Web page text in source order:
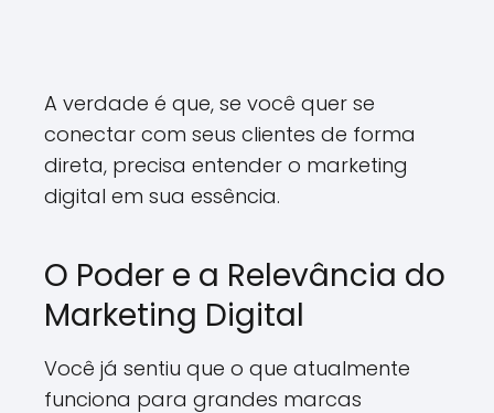
A verdade é que, se você quer se
conectar com seus clientes de forma
direta, precisa entender o marketing
digital em sua essência.
O Poder e a Relevância do
Marketing Digital
Você já sentiu que o que atualmente
funciona para grandes marcas